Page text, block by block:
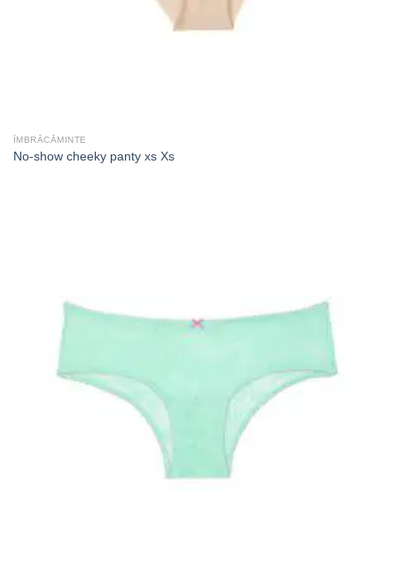
ÎMBRĂCĂMINTE
No-show cheeky panty xs Xs